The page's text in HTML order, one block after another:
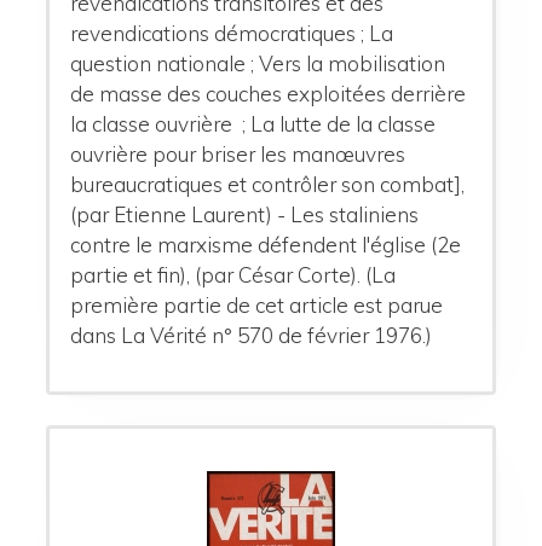
revendications démocratiques ; La
question nationale ; Vers la mobilisation
de masse des couches exploitées derrière
la classe ouvrière ; La lutte de la classe
ouvrière pour briser les manœuvres
bureaucratiques et contrôler son combat],
(par Etienne Laurent) - Les staliniens
contre le marxisme défendent l'église (2e
partie et fin), (par César Corte). (La
première partie de cet article est parue
dans La Vérité n° 570 de février 1976.)